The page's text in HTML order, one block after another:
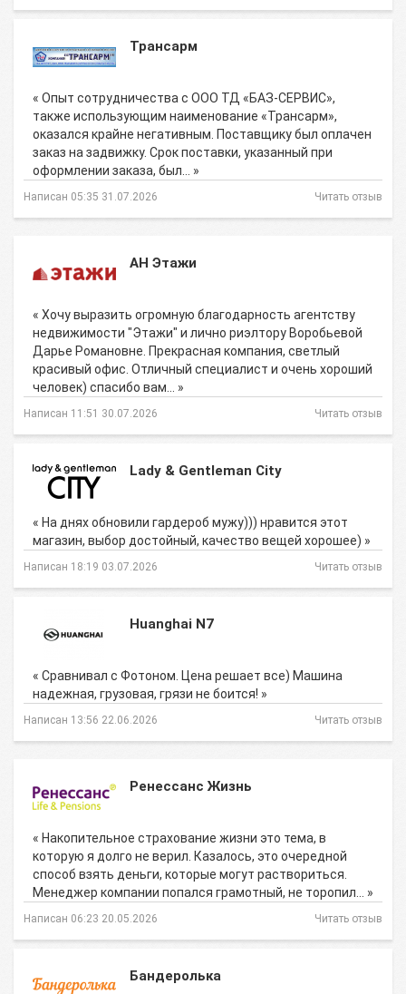
Трансарм
« Опыт сотрудничества с ООО ТД «БАЗ-СЕРВИС»,
также использующим наименование «Трансарм»,
оказался крайне негативным. Поставщику был оплачен
заказ на задвижку. Срок поставки, указанный при
оформлении заказа, был… »
Написан 05:35 31.07.2026 Читать отзыв
АН Этажи
« Хочу выразить огромную благодарность агентству
недвижимости "Этажи" и лично риэлтору Воробьевой
Дарье Романовне. Прекрасная компания, светлый
красивый офис. Отличный специалист и очень хороший
человек) спасибо вам… »
Написан 11:51 30.07.2026 Читать отзыв
Lady & Gentleman City
« На днях обновили гардероб мужу))) нравится этот
магазин, выбор достойный, качество вещей хорошее) »
Написан 18:19 03.07.2026 Читать отзыв
Huanghai N7
« Сравнивал с Фотоном. Цена решает все) Машина
надежная, грузовая, грязи не боится! »
Написан 13:56 22.06.2026 Читать отзыв
Ренессанс Жизнь
« Накопительное страхование жизни это тема, в
которую я долго не верил. Казалось, это очередной
способ взять деньги, которые могут раствориться.
Менеджер компании попался грамотный, не торопил… »
Написан 06:23 20.05.2026 Читать отзыв
Бандеролька